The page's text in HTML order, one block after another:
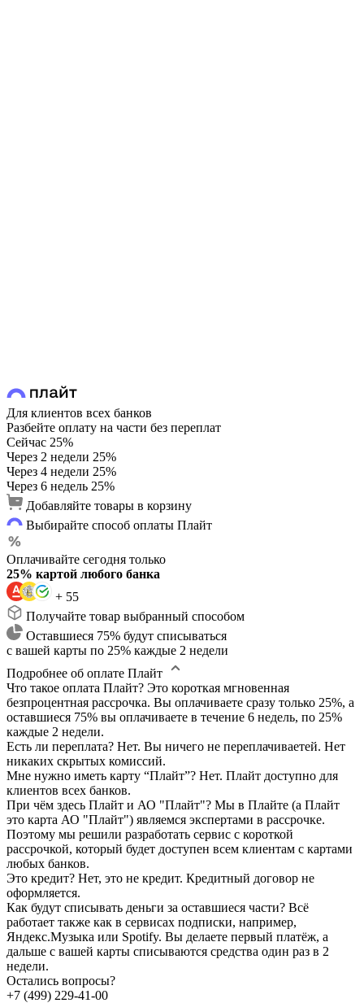
Для клиентов всех банков
Разбейте оплату на части без переплат
Сейчас 25%
Через 2 недели 25%
Через 4 недели 25%
Через 6 недель 25%
Добавляйте товары в корзину
Выбирайте способ оплаты Плайт
Оплачивайте сегодня только
25% картой любого банка
+ 55
Получайте товар выбранный способом
Оставшиеся 75% будут списываться
с вашей карты по 25% каждые 2 недели
Подробнее об оплате Плайт
Что такое оплата Плайт? Это короткая мгновенная
безпроцентная рассрочка. Вы оплачиваете сразу только 25%, а
оставшиеся 75% вы оплачиваете в течение 6 недель, по 25%
каждые 2 недели.
Есть ли переплата? Нет. Вы ничего не переплачиваетей. Нет
никаких скрытых комиссий.
Мне нужно иметь карту “Плайт”? Нет. Плайт доступно для
клиентов всех банков.
При чём здесь Плайт и АО "Плайт"? Мы в Плайте (а Плайт
это карта АО "Плайт") являемся экспертами в рассрочке.
Поэтому мы решили разработать сервис с короткой
рассрочкой, который будет доступен всем клиентам с картами
любых банков.
Это кредит? Нет, это не кредит. Кредитный договор не
оформляется.
Как будут списывать деньги за оставшиеся части? Всё
работает также как в сервисах подписки, например,
Яндекс.Музыка или Spotify. Вы делаете первый платёж, а
дальше с вашей карты списываются средства один раз в 2
недели.
Остались вопросы?
+7 (499) 229-41-00